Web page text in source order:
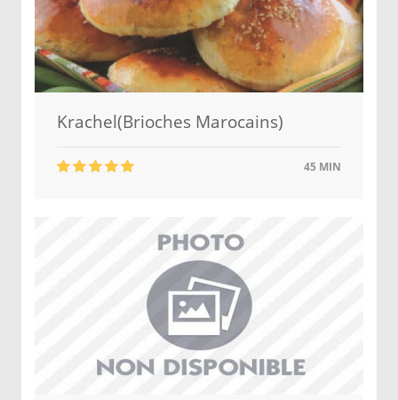
Krachel(Brioches Marocains)
45 MIN